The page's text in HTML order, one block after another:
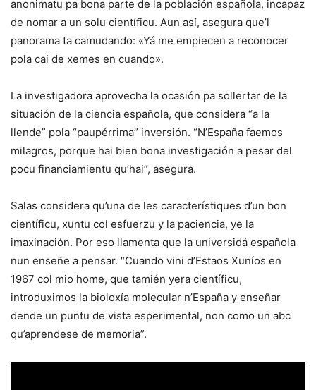
anonimatu pa bona parte de la población española, incapaz
de nomar a un solu científicu. Aun así, asegura que’l
panorama ta camudando: «Yá me empiecen a reconocer
pola cai de xemes en cuando».
La investigadora aprovecha la ocasión pa sollertar de la
situación de la ciencia española, que considera “a la
llende” pola “paupérrima” inversión. “N’España faemos
milagros, porque hai bien bona investigación a pesar del
pocu financiamientu qu’hai”, asegura.
Salas considera qu’una de les característiques d’un bon
científicu, xuntu col esfuerzu y la paciencia, ye la
imaxinación. Por eso llamenta que la universidá española
nun enseñe a pensar. “Cuando vini d’Estaos Xuníos en
1967 col mio home, que tamién yera científicu,
introduximos la bioloxía molecular n’España y enseñar
dende un puntu de vista esperimental, non como un abc
qu’aprendese de memoria”.